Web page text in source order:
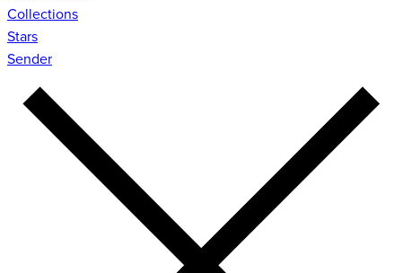
Collections
Stars
Sender